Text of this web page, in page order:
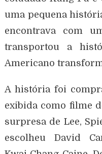
uma pequena
encontrava com
transportou a
Americano
A história foi
exibida como filme
surpresa de Lee,
escolheu David